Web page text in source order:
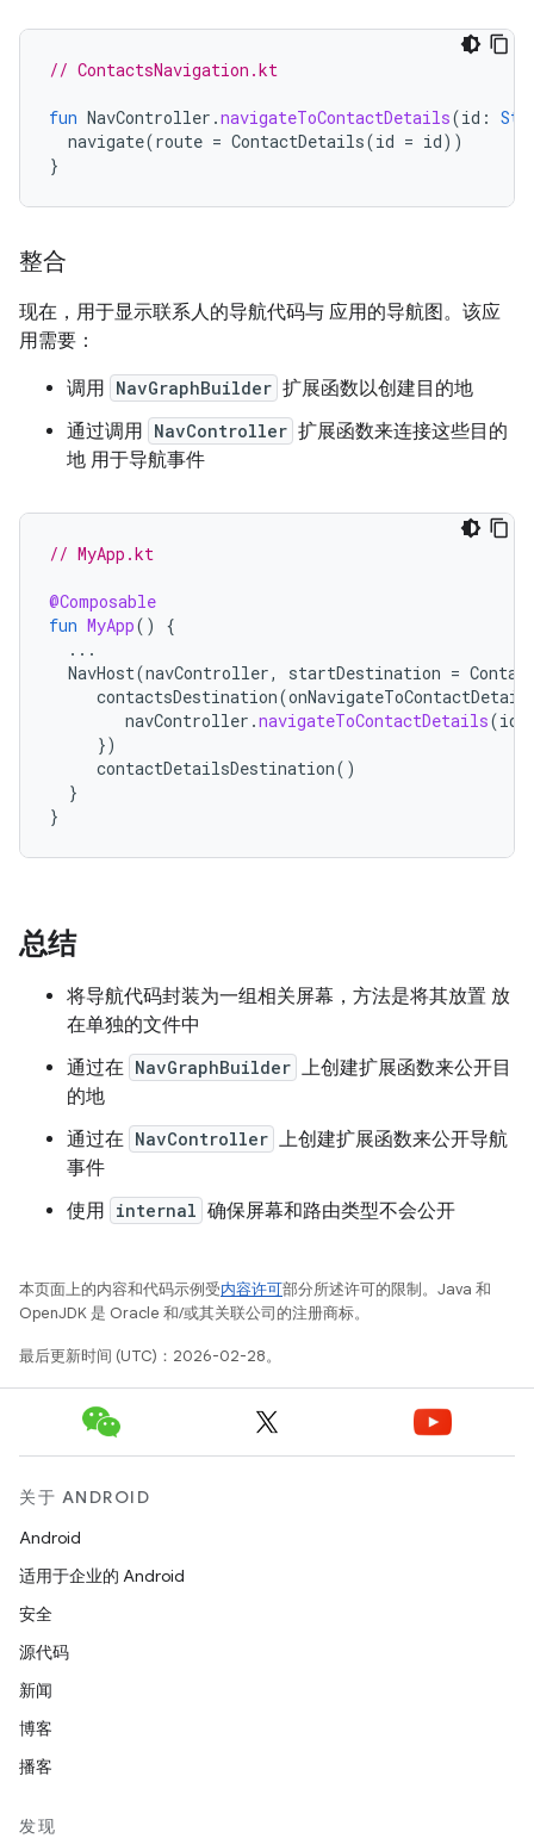
// ContactsNavigation.kt
fun NavController .navigateToContactDetails(id :
navigate(route = ContactDetails(id = id))
}
整合
现在，用于显示联系人的导航代码与 应用的导航图。该应
用需要：
调用 NavGraphBuilder 扩展函数以创建目的地
通过调用 NavController 扩展函数来连接这些目的
地 用于导航事件
// MyApp.kt
@Composable
fun MyApp()
{
...
NavHost(navController, startDestination =
contactsDestination(
navController .navigateToContactDetails(id
})
contactDetailsDestination()
}
}
总结
将导航代码封装为一组相关屏幕，方法是将其放置 放
在单独的文件中
通过在 NavGraphBuilder 上创建扩展函数来公开目
的地
通过在 NavController 上创建扩展函数来公开导航
事件
使用 internal 确保屏幕和路由类型不会公开
本页面上的内容和代码示例受内容许可部分所述许可的限制。Java 和
OpenJDK 是 Oracle 和/或其关联公司的注册商标。
最后更新时间 (UTC)：2026-02-28。
关于 ANDROID
Android
适用于企业的 Android
安全
源代码
新闻
博客
播客
发现